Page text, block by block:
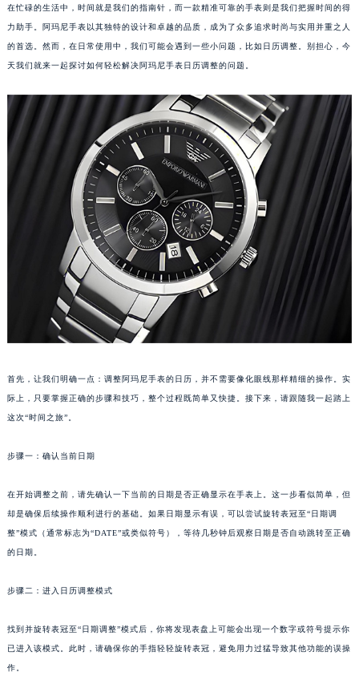
在忙碌的生活中，时间就是我们的指南针，而一款精准可靠的手表则是我们把握时间的得
力助手。阿玛尼手表以其独特的设计和卓越的品质，成为了众多追求时尚与实用并重之人
的首选。然而，在日常使用中，我们可能会遇到一些小问题，比如日历调整。别担心，今
天我们就来一起探讨如何轻松解决阿玛尼手表日历调整的问题。
首先，让我们明确一点：调整阿玛尼手表的日历，并不需要像化眼线那样精细的操作。实
际上，只要掌握正确的步骤和技巧，整个过程既简单又快捷。接下来，请跟随我一起踏上
这次“时间之旅”。
步骤一：确认当前日期
在开始调整之前，请先确认一下当前的日期是否正确显示在手表上。这一步看似简单，但
却是确保后续操作顺利进行的基础。如果日期显示有误，可以尝试旋转表冠至“日期调
整”模式（通常标志为“DATE”或类似符号），等待几秒钟后观察日期是否自动跳转至正确
的日期。
步骤二：进入日历调整模式
找到并旋转表冠至“日期调整”模式后，你将发现表盘上可能会出现一个数字或符号提示你
已进入该模式。此时，请确保你的手指轻轻旋转表冠，避免用力过猛导致其他功能的误操
作。